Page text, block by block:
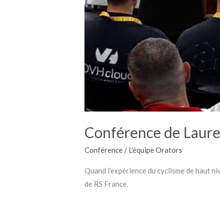
Conférence de
Conférence / L'équipe Orators
Quand l’expérience du cyclisme de haut
de RS France.